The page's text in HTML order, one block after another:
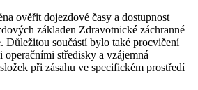
ověřit dojezdové časy a dostupnost
základen Zdravotnické záchranné
Důležitou součástí bylo také procvičení
středisky a vzájemná
při zásahu ve specifickém prostředí